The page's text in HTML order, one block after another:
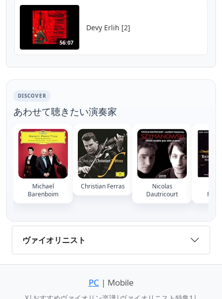
56:07
Devy Erlih [2]
DISCOVER
あわせて聴きたい演奏家
Michael
Barenboim
Christian Ferras
Nicolas
Dautricourt
ヴァイオリニスト
PC | Mobile